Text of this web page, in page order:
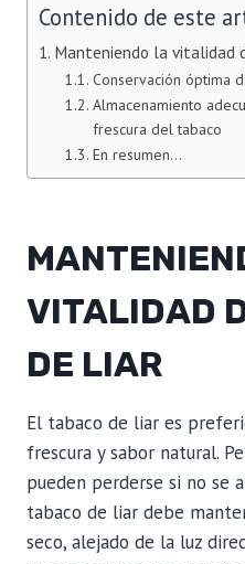
Contenido de este
Manteniendo la vitalidad
Conservación óptima
Almacenamiento
frescura del tabaco
En resumen…
VITALIDAD
DE LIAR
El tabaco de liar es
frescura y sabor natural.
pueden perderse si no se
tabaco de liar debe
seco, alejado de la luz